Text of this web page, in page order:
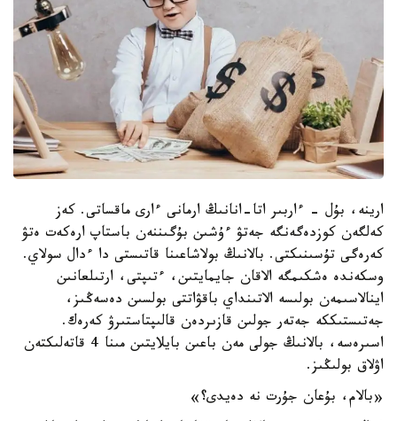
ارينە، بۇل - ءاربىر اتا-انانىڭ ارمانى ءارى ماقساتى. كەز
كەلگەن كوزدەگەنگە جەتۋ ءۇشىن بۇگىننەن باستاپ ارەكەت ەتۋ
كەرەگى تۇسىنىكتى. بالانىڭ بولاشاعىنا قاتىستى دا ءدال سولاي.
وسكەندە ەشكىمگە الاقان جايمايتىن، ءتىپتى، ارتىلعانىن
اينالاسىمەن بولىسە الاتىنداي باقۋاتتى بولسىن دەسەڭىز،
جەتىستىككە جەتەر جولىن قازىردەن قالىپتاستىرۋ كەرەك.
اسىرەسە، بالانىڭ جولى مەن باعىن بايلايتىن مىنا 4 قاتەلىكتەن
اۋلاق بولىڭىز.
«بالام، بۇعان جۇرت نە دەيدى؟»